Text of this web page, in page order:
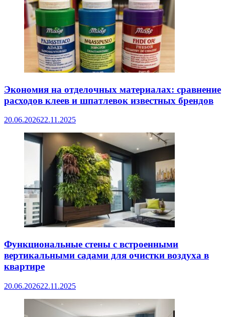
Экономия на отделочных материалах: сравнение
расходов клеев и шпатлевок известных брендов
20.06.202622.11.2025
Функциональные стены с встроенными
вертикальными садами для очистки воздуха в
квартире
20.06.202622.11.2025